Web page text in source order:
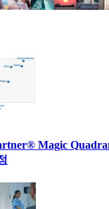
Magic